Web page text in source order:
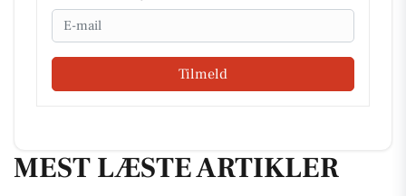
Email
Tilmeld
MEST LÆSTE ARTIKLER